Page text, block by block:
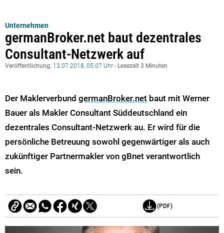
Unternehmen
germanBroker.net baut dezentrales
Consultant-Netzwerk auf
Veröffentlichung: 13.07.2018, 05:07 Uhr - Lesezeit 3 Minuten
Der Maklerverbund germanBroker.net baut mit Werner
Bauer als Makler Consultant Süddeutschland ein
dezentrales Consultant-Netzwerk au. Er wird für die
persönliche Betreuung sowohl gegenwärtiger als auch
zukünftiger Partnermakler von gBnet verantwortlich
sein.
(PDF)